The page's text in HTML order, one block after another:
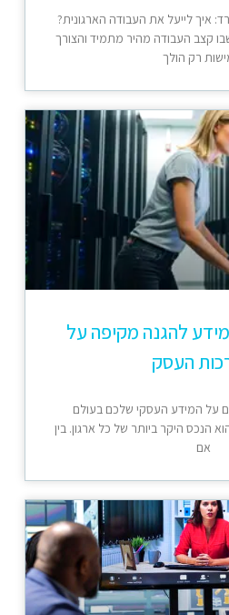
איך לייעל את העבודה הארגונית?
קצב העבודה מהיר מתמיד והצורך
רק הולך
להגנה מקיפה על
העסק
על המידע העסקי שלכם בעולם
הנכס היקר ביותר של כל ארגון. בין
אם